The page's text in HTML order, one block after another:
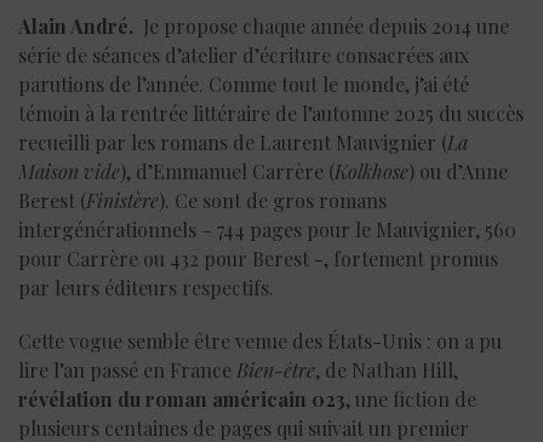
Alain André. Je propose chaque année depuis 2014 une
série de séances d’atelier d’écriture consacrées aux
parutions de l’année. Comme tout le monde, j’ai été
témoin à la rentrée littéraire de l’automne 2025 du succès
recueilli par les romans de Laurent Mauvignier (La
Maison vide), d’Emmanuel Carrère (Kolkhose) ou d’Anne
Berest (Finistère). Ce sont de gros romans
intergénérationnels – 744 pages pour le Mauvignier, 560
pour Carrère ou 432 pour Berest -, fortement promus
par leurs éditeurs respectifs.
Cette vogue semble être venue des États-Unis : on a pu
lire l’an passé en France Bien-être, de Nathan Hill,
révélation du roman américain 023, une fiction de
plusieurs centaines de pages qui suivait un premier